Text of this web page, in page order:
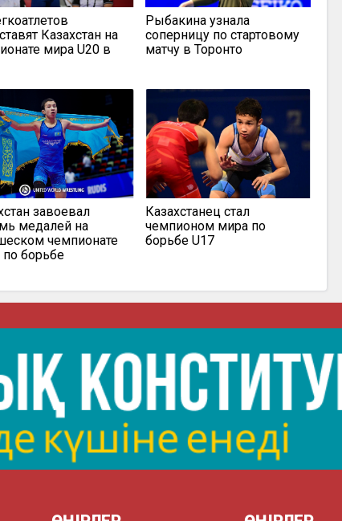
Казахстан на
мира U20 в
Рыбакина узнала
соперницу по стартовому
матчу в Торонто
завоевал
медалей на
чемпионате
борьбе
Казахстанец стал
чемпионом мира по
борьбе U17